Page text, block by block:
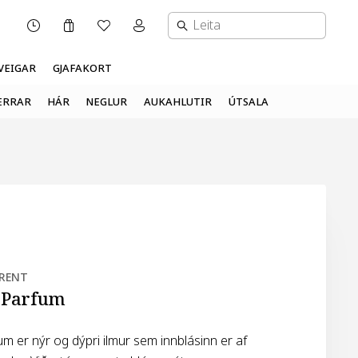
Karfa ÓskalistiMínar síður valmynd
GJAFAKORT
HÁR NEGLUR AUKAHLUTIR ÚTSALA
er nýr og dýpri ilmur sem innblásinn er af